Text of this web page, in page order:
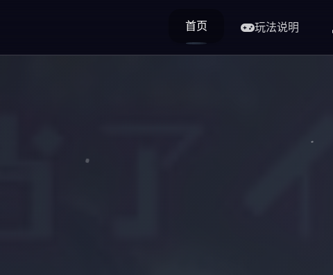
首页 玩法说明